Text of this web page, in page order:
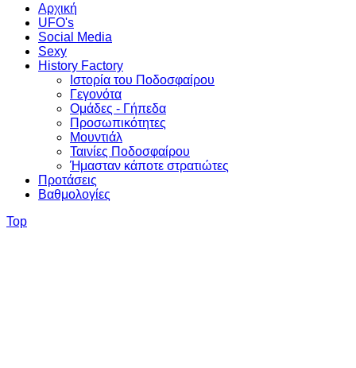
Αρχική
UFO's
Social Media
Sexy
History Factory
Ιστορία του Ποδοσφαίρου
Γεγονότα
Ομάδες - Γήπεδα
Προσωπικότητες
Μουντιάλ
Ταινίες Ποδοσφαίρου
Ήμασταν κάποτε στρατιώτες
Προτάσεις
Βαθμολογίες
Top